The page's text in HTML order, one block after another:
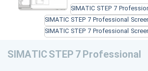
SIMATIC STEP 7 Professional